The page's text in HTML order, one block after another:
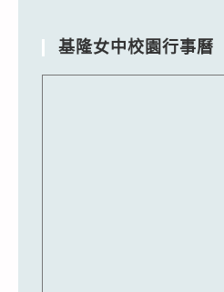
基隆女中校園行事曆